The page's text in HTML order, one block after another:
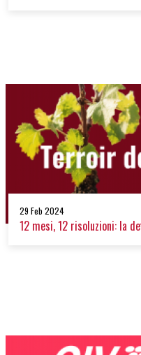
29 Feb 2024
12 mesi, 12 risoluzioni: la